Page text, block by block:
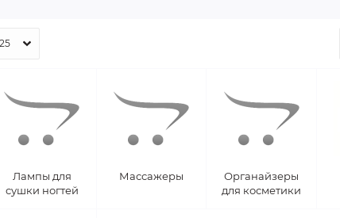
Лампы для
сушки ногтей
Массажеры
Органайзеры
для косметики